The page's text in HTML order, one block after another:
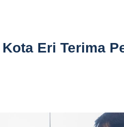
Eri Terima